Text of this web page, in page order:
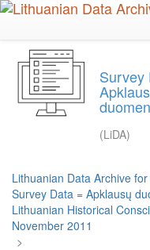
Skip
content
Survey
(LiDA)
Lithuanian Data Archive for
Survey Data = Apklausų
Lithuanian Historical
November 2011
>